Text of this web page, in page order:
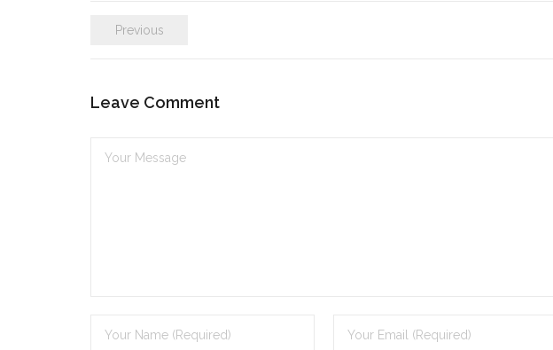
Previous
Leave Comment